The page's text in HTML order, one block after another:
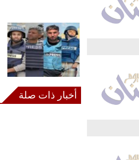
أخبار ذات صلة